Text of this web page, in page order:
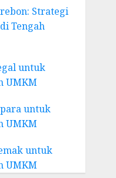
Strategi
Tengah
untuk
UMKM
untuk
UMKM
untuk
UMKM